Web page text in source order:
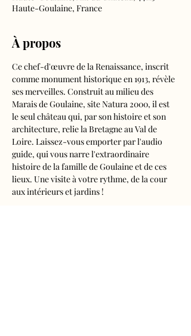
Haute-Goulaine, France
À propos
Ce chef-d'œuvre de la Renaissance, inscrit
comme monument historique en 1913, révèle
ses merveilles. Construit au milieu des
Marais de Goulaine, site Natura 2000, il est
le seul château qui, par son histoire et son
architecture, relie la Bretagne au Val de
Loire. Laissez-vous emporter par l'audio
guide, qui vous narre l'extraordinaire
histoire de la famille de Goulaine et de ces
lieux. Une visite à votre rythme, de la cour
aux intérieurs et jardins !